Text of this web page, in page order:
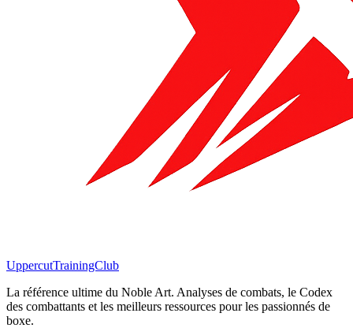
UppercutTrainingClub
La référence ultime du Noble Art. Analyses de combats, le Codex
des combattants et les meilleurs ressources pour les passionnés de
boxe.